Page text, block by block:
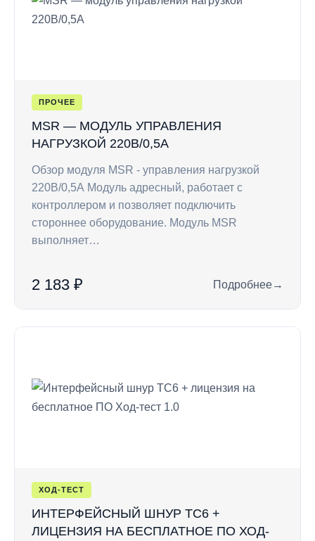
ПРОЧЕЕ
MSR — МОДУЛЬ УПРАВЛЕНИЯ
НАГРУЗКОЙ 220В/0,5А
Обзор модуля MSR - управления нагрузкой
220В/0,5А Модуль адресный, работает c
контроллером и позволяет подключить
стороннее оборудование. Модуль MSR
выполняет…
2 183 ₽ Подробнее
: MSR — модуль
→
ХОД-ТЕСТ
ИНТЕРФЕЙСНЫЙ ШНУР TC6 +
ЛИЦЕНЗИЯ НА БЕСПЛАТНОЕ ПО ХОД-